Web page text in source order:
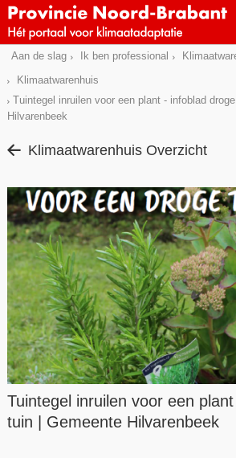
Sla
links
over
naar
menu
Direct
naar
de
pagina
inhoud
Aan de slag Ik ben professional
Klimaatwarenhuis
Tuintegel inruilen voor een plant - infoblad
Hilvarenbeek
Klimaatwarenhuis Overzicht
Tuintegel inruilen voor een
tuin | Gemeente Hilvarenbeek
Actueel
Kaarten
Hulpmiddelen
Voorbeelden
Subsidies
Monitoring
Over ons